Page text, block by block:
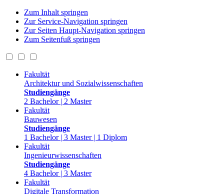
Zum Inhalt springen
Zur Service-Navigation springen
Zur Seiten Haupt-Navigation springen
Zum Seitenfuß springen
Fakultät
Architektur und Sozialwissenschaften
Studiengänge
2 Bachelor | 2 Master
Fakultät
Bauwesen
Studiengänge
1 Bachelor | 3 Master | 1 Diplom
Fakultät
Ingenieurwissenschaften
Studiengänge
4 Bachelor | 3 Master
Fakultät
Digitale Transformation